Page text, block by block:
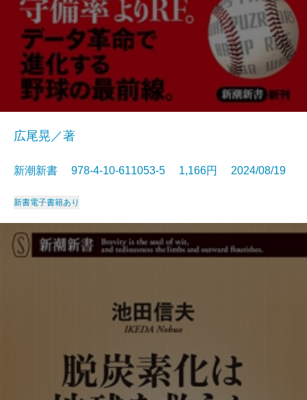
広尾晃／著
新潮新書 978-4-10-611053-5 1,166円 2024/08/19
新書電子書籍あり